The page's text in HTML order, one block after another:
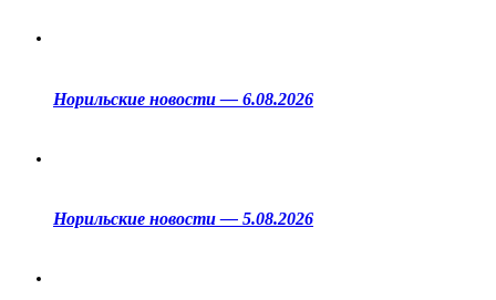
Норильские новости — 6.08.2026
Норильские новости — 5.08.2026